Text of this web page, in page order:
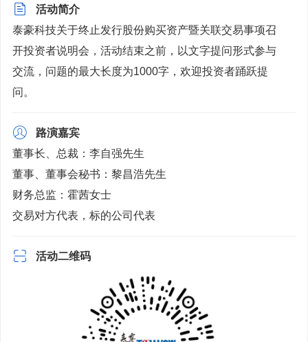
活动简介
泰豪科技关于终止发行股份购买资产暨关联交易事项召
开投资者说明会，活动结束之前，以文字提问形式参与
交流，问题的最大长度为1000字，欢迎投资者踊跃提
问。
路演嘉宾
董事长、总裁：李自强先生
董事、董事会秘书：黎昌浩先生
财务总监：霍茜女士
交易对方代表，标的公司代表
活动二维码